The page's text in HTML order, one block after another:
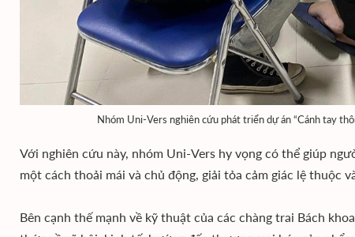
Nhóm Uni-Vers nghiên cứu phát triển dự án “Cánh tay
Với nghiên cứu này, nhóm Uni-Vers hy vọng có thể giúp
một cách thoải mái và chủ động, giải tỏa cảm giác lệ thuộc
Bên cạnh thế mạnh về kỹ thuật của các chàng trai Bách